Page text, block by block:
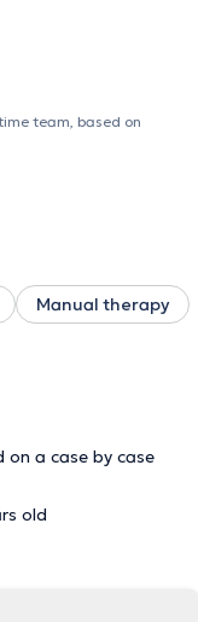
team, based on
Manual therapy
on a case by case
old